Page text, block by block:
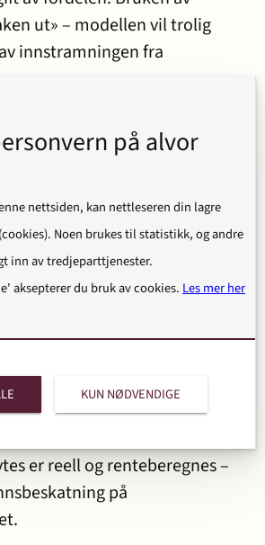
ut» – modellen vil trolig
innstramningen fra
modellen. Den går i korte
ansatte på kjøpstidspunktet
som er (ofte vesentlig)
men hvor
ved utbytte fra selskapet.
/ restvederlaget» er
er reell og renteberegnes –
på
på alvor
nettsiden, kan nettleseren din lagre
Noen brukes til statistikk, og andre
inn av tredjeparttjenester.
aksepterer du bruk av cookies. Les mer her
KUN NØDVENDIGE